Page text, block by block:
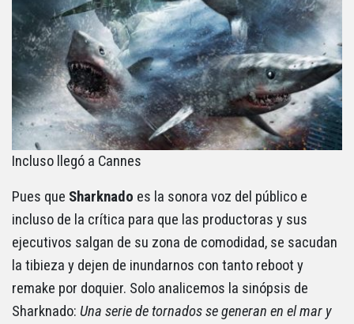
Incluso llegó a Cannes
Pues que Sharknado es la sonora voz del público e
incluso de la crítica para que las productoras y sus
ejecutivos salgan de su zona de comodidad, se sacudan
la tibieza y dejen de inundarnos con tanto reboot y
remake por doquier. Solo analicemos la sinópsis de
Sharknado: Una serie de tornados se generan en el mar y